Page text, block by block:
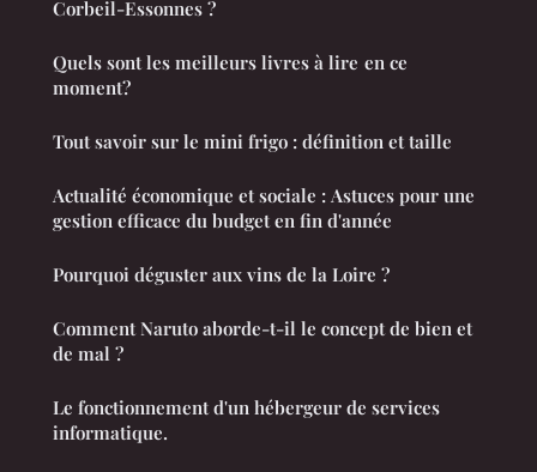
Corbeil-Essonnes ?
Quels sont les meilleurs livres à lire en ce
moment?
Tout savoir sur le mini frigo : définition et taille
Actualité économique et sociale : Astuces pour une
gestion efficace du budget en fin d'année
Pourquoi déguster aux vins de la Loire ?
Comment Naruto aborde-t-il le concept de bien et
de mal ?
Le fonctionnement d'un hébergeur de services
informatique.